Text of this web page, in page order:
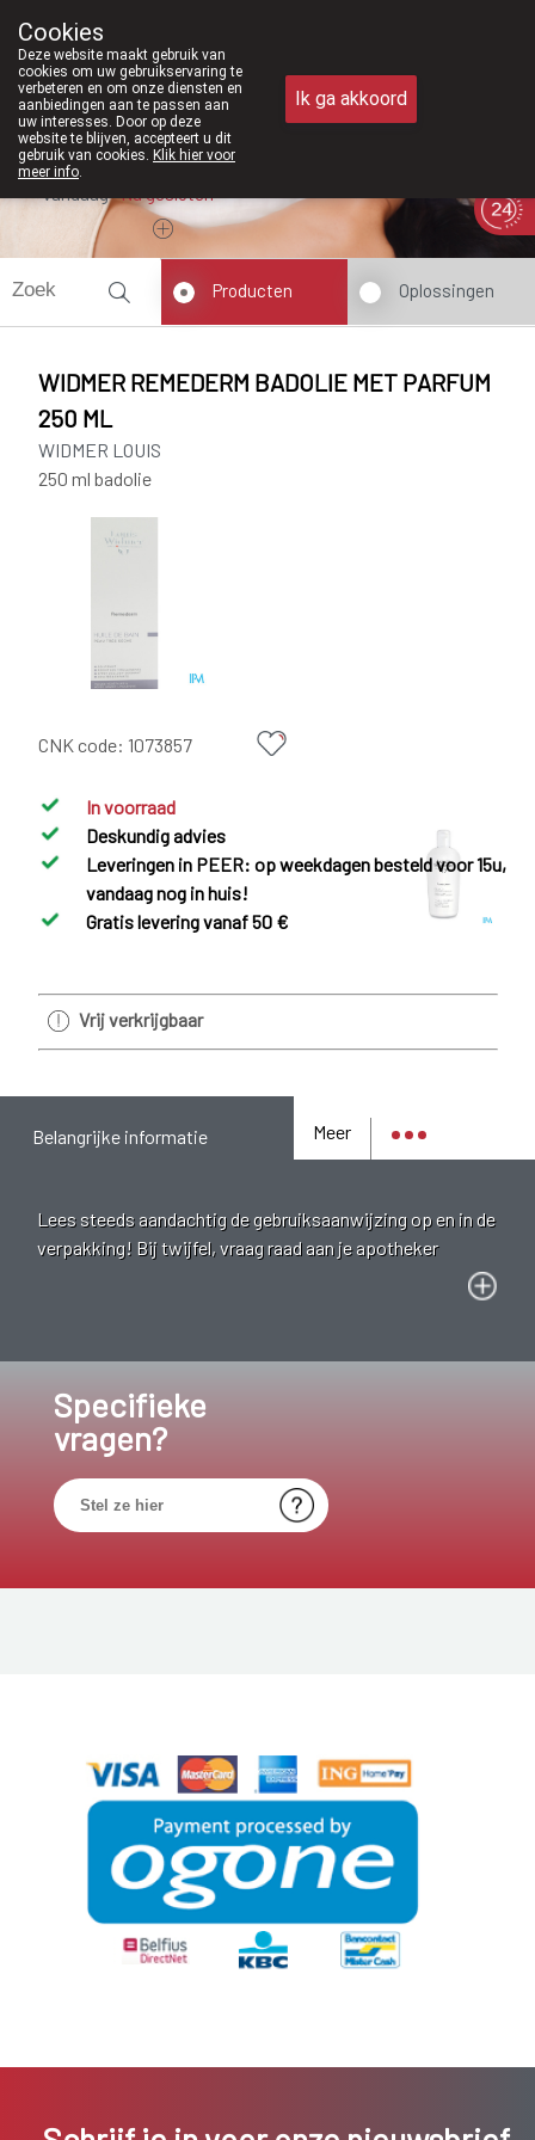
011/610300
Vandaag Nugesloten
Producten Oplossingen
WIDMER REMEDERM BADOLIE MET PARFUM
250 ML
WIDMER LOUIS
250 ml badolie
CNK code: 1073857
In voorraad
Deskundig advies
Leveringen in PEER: op weekdagen besteld voor 15u,
vandaag nog in huis!
Gratis levering vanaf 50 €
Vrij verkrijgbaar
Meer
Belangrijke informatie
Lees steeds aandachtig de gebruiksaanwijzing op en in de
verpakking! Bij twijfel, vraag raad aan je apotheker
Specifieke
vragen?
Cookies
Deze website maakt gebruik van
cookies om uw gebruikservaring te
verbeteren en om onze diensten en
aanbiedingen aan te passen aan
uw interesses. Door op deze
website te blijven, accepteert u dit
gebruik van cookies. Klik hier voor
meer info.
Ik ga akkoord